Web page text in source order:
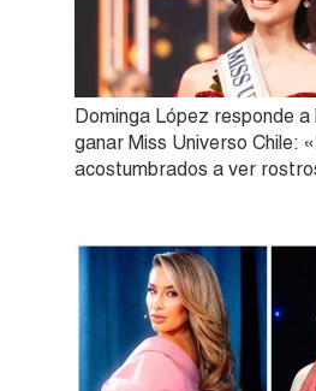
Dominga López responde
ganar Miss Universo Chile:
acostumbrados a ver